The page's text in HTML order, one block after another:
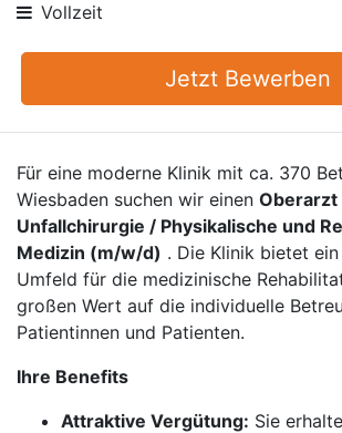
Vollzeit
Jetzt Bewerben
Für eine moderne Klinik mit ca. 370
Wiesbaden suchen wir einen Oberarzt
Unfallchirurgie / Physikalische und
Medizin (m/w/d) . Die Klinik bietet
Umfeld für die medizinische
großen Wert auf die individuelle
Patientinnen und Patienten.
Ihre Benefits
Attraktive Vergütung: Sie